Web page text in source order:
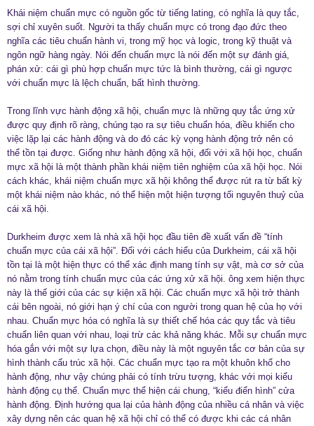
Khái niệm chuẩn mực có nguồn gốc từ tiếng lating, có nghĩa là quy tắc,
sợi chỉ xuyên suốt. Người ta thấy chuẩn mực có trong đạo đức theo
nghĩa các tiêu chuẩn hành vi, trong mỹ học và logic, trong kỹ thuật và
ngôn ngữ hàng ngày. Nói đến chuẩn mực là nói đến một sự đánh giá,
phán xử: cái gì phù hợp chuẩn mực tức là bình thường, cái gì ngược
với chuẩn mực là lệch chuẩn, bất hình thường.
Trong lĩnh vực hành động xã hội, chuẩn mực là những quy tắc ứng xử
được quy định rõ ràng, chúng tạo ra sự tiêu chuẩn hóa, điều khiến cho
việc lặp lại các hành động và do đó các kỳ vọng hành động trở nên có
thể tồn tại được. Giống như hành động xã hội, đối với xã hội học, chuẩn
mực xã hội là một thành phần khái niệm tiên nghiệm của xã hội học. Nói
cách khác, khái niệm chuẩn mực xã hội không thể được rút ra từ bất kỳ
một khái niệm nào khác, nó thể hiện một hiện tượng tối nguyên thuỷ của
cái xã hội.
Durkheim được xem là nhà xã hội học đầu tiên đề xuất vấn đề “tính
chuẩn mực của cái xã hội”. Đối với cách hiểu của Durkheim, cái xã hội
tồn tại là một hiện thực có thể xác định mang tính sự vật, mà cơ sở của
nó nằm trong tính chuẩn mực của các ứng xử xã hội. ông xem hiện thực
này là thế giới của các sự kiện xã hội. Các chuẩn mực xã hội trở thành
cái bên ngoài, nó giới hạn ý chí của con người trong quan hệ của họ với
nhau. Chuẩn mực hóa có nghĩa là sự thiết chế hóa các quy tắc và tiêu
chuẩn liên quan với nhau, loại trừ các khả năng khác. Mỗi sự chuẩn mực
hóa gắn với một sự lựa chọn, điều này là một nguyên tắc cơ bản của sự
hình thành cấu trúc xã hội. Các chuẩn mực tạo ra một khuôn khổ cho
hành động, như vậy chúng phải có tính trừu tượng, khác với mọi kiểu
hành động cụ thể. Chuẩn mực thể hiện cái chung, “kiểu điển hình” cửa
hành động. Định hướng qua lại của hành động của nhiều cá nhân và việc
xây dựng nên các quan hệ xã hội chỉ có thể có được khi các cá nhân